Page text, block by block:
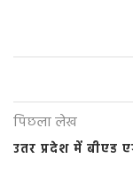
पिछला लेख
उतर प्रदेश में बीएड